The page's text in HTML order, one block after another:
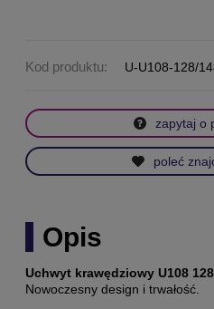
Kod produktu: U-U108-128/
zapytaj o
poleć
Opis
Uchwyt krawędziowy U108
Nowoczesny design i trwałość.